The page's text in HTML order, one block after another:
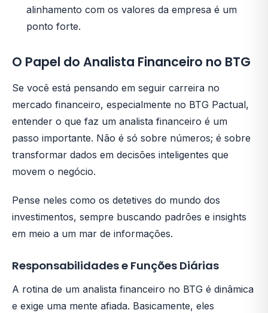
alinhamento com os valores da empresa é um
ponto forte.
O Papel do Analista Financeiro no BTG
Se você está pensando em seguir carreira no
mercado financeiro, especialmente no BTG Pactual,
entender o que faz um analista financeiro é um
passo importante. Não é só sobre números; é sobre
transformar dados em decisões inteligentes que
movem o negócio.
Pense neles como os detetives do mundo dos
investimentos, sempre buscando padrões e insights
em meio a um mar de informações.
Responsabilidades e Funções Diárias
A rotina de um analista financeiro no BTG é dinâmica
e exige uma mente afiada. Basicamente, eles